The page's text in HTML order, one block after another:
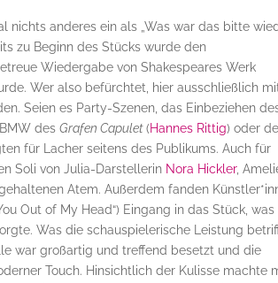
nichts anderes ein als „Was war das bitte
zu Beginn des Stücks wurde den
Wiedergabe von Shakespeares Werk
Wer also befürchtet, hier ausschließlich
Seien es Party-Szenen, das Einbeziehen
BMW desGrafen Capulet(Hannes Rittig) oder
für Lacher seitens des Publikums. Auch für
Soli von Julia-Darstellerin Nora Hickler,
Atem. Außerdem fanden
Out of My Head“) Eingang in das Stück, was
Was die schauspielerische Leistung
war großartig und treffend besetzt und die
Touch. Hinsichtlich der Kulisse machte